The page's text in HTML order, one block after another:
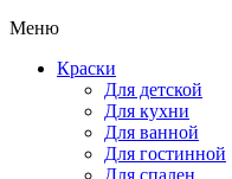
Меню
Краски
Для детской
Для кухни
Для ванной
Для гостинной
Для спален